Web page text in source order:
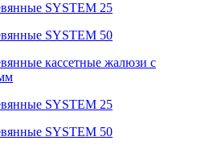
SYSTEM 25
SYSTEM 50
кассетные жалюзи с
SYSTEM 25
SYSTEM 50